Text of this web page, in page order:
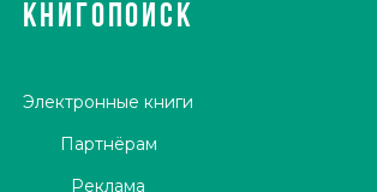
КНИГОПОИСК
Электронные книги
Партнёрам
Реклама